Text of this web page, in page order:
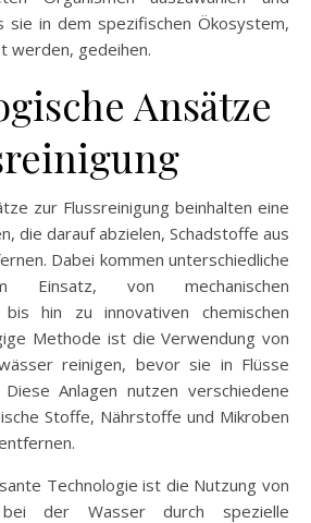
sie in dem spezifischen Ökosystem,
werden, gedeihen.
Ansätze
zur Flussreinigung beinhalten eine
die darauf abzielen, Schadstoffe aus
Dabei kommen unterschiedliche
Einsatz, von mechanischen
bis hin zu innovativen chemischen
Methode ist die Verwendung von
reinigen, bevor sie in Flüsse
Anlagen nutzen verschiedene
Stoffe, Nährstoffe und Mikroben
Technologie ist die Nutzung von
bei der Wasser durch spezielle